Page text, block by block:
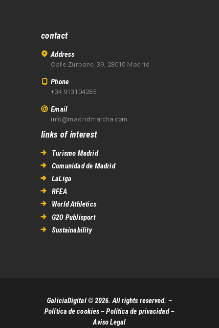
contact
Address
Calle Zurbano, 39, 28010 Madrid
Phone
+34 913104285
Email
info@madridmarcha.com
links of interest
Turismo Madrid
Comunidad de Madrid
LaLiga
RFEA
World Athletics
G2O Publisport
Sustainability
GaliciaDigital © 2026. All rights reserved. –
Política de cookies –Política de privacidad–
Aviso Legal